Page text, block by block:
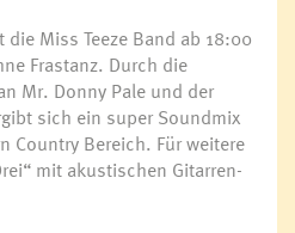
Miss Teeze Band ab 18:00
Frastanz. Durch die
Mr. Donny Pale und der
sich ein super Soundmix
Country Bereich. Für weitere
mit akustischen Gitarren-